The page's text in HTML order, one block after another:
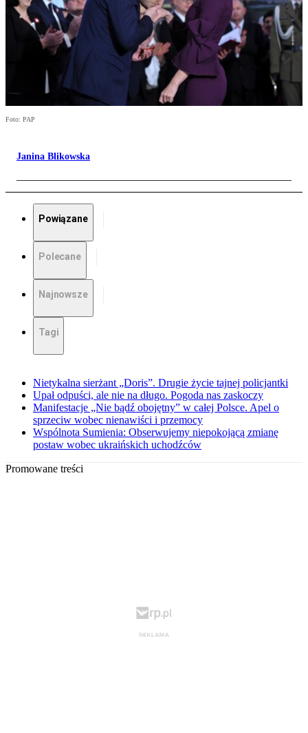
Foto: PAP
Janina Blikowska
Powiązane
Polecane
Najnowsze
Tagi
Nietykalna sierżant „Doris”. Drugie życie tajnej policjantki
Upał odpuści, ale nie na długo. Pogoda nas zaskoczy
Manifestacje „Nie bądź obojętny” w całej Polsce. Apel o
sprzeciw wobec nienawiści i przemocy
Wspólnota Sumienia: Obserwujemy niepokojącą zmianę
postaw wobec ukraińskich uchodźców
Promowane treści